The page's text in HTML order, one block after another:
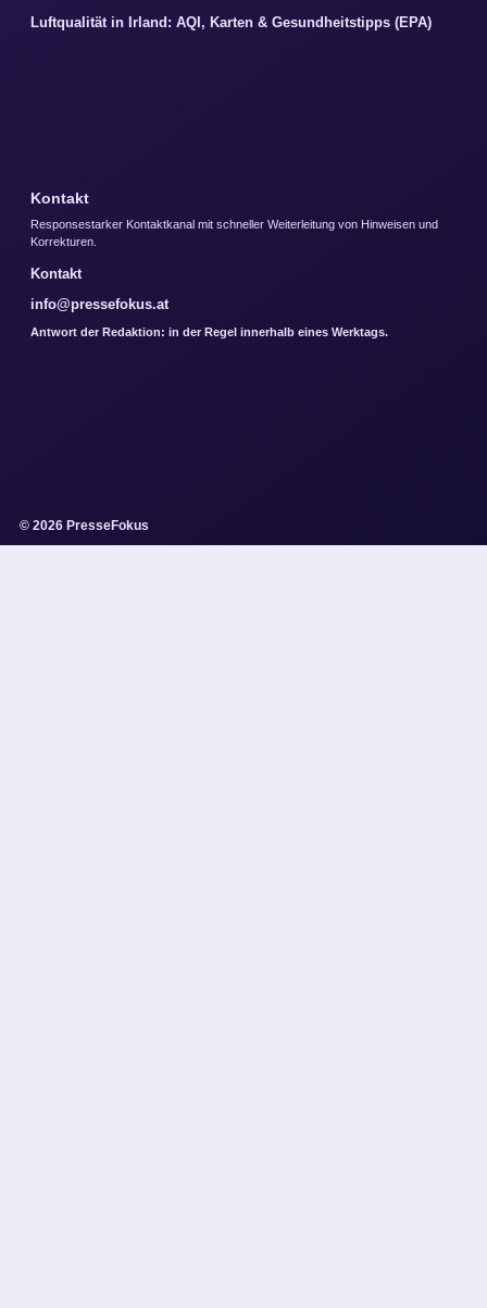
Luftqualität in Irland: AQI, Karten & Gesundheitstipps (EPA)
Kontakt
Responsestarker Kontaktkanal mit schneller Weiterleitung von Hinweisen und
Korrekturen.
Kontakt
info@pressefokus.at
Antwort der Redaktion: in der Regel innerhalb eines Werktags.
© 2026 PresseFokus